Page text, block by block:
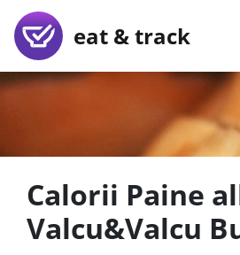
eat & track
Calorii Paine
Valcu&Valcu